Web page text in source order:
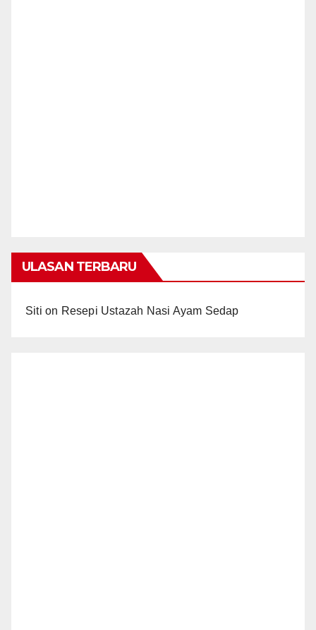
ULASAN TERBARU
Siti on Resepi Ustazah Nasi Ayam Sedap